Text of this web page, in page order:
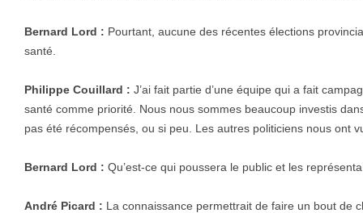
Bernard Lord : Pourtant, aucune des récentes élections
santé.
Philippe Couillard : J’ai fait partie d’une équipe qui a fait
santé comme priorité. Nous nous sommes beaucoup investis
pas été récompensés, ou si peu. Les autres politiciens nous ont
Bernard Lord : Qu’est-ce qui poussera le public et les
André Picard : La connaissance permettrait de faire un bout de